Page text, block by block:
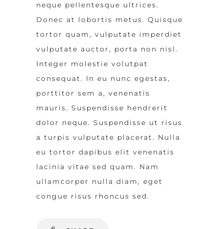
neque pellentesque ultrices.
Donec at lobortis metus. Quisque
tortor quam, vulputate imperdiet
vulputate auctor, porta non nisl.
Integer molestie volutpat
consequat. In eu nunc egestas,
porttitor sem a, venenatis
mauris. Suspendisse hendrerit
dolor neque. Suspendisse ut risus
a turpis vulputate placerat. Nulla
eu tortor dapibus elit venenatis
lacinia vitae sed quam. Nam
ullamcorper nulla diam, eget
congue risus rhoncus sed.